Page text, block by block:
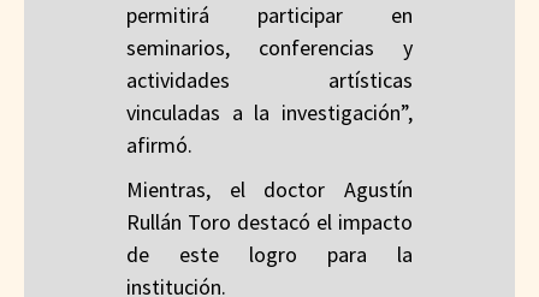
permitirá participar en
seminarios, conferencias y
actividades artísticas
vinculadas a la investigación”,
afirmó.
Mientras, el doctor Agustín
Rullán Toro destacó el impacto
de este logro para la
institución.